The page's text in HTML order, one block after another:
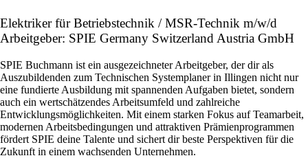
Elektriker für Betriebstechnik / MSR-Technik m/w/d
Arbeitgeber: SPIE Germany Switzerland Austria GmbH
SPIE Buchmann ist ein ausgezeichneter Arbeitgeber, der dir als
Auszubildenden zum Technischen Systemplaner in Illingen nicht nur
eine fundierte Ausbildung mit spannenden Aufgaben bietet, sondern
auch ein wertschätzendes Arbeitsumfeld und zahlreiche
Entwicklungsmöglichkeiten. Mit einem starken Fokus auf Teamarbeit,
modernen Arbeitsbedingungen und attraktiven Prämienprogrammen
fördert SPIE deine Talente und sichert dir beste Perspektiven für die
Zukunft in einem wachsenden Unternehmen.